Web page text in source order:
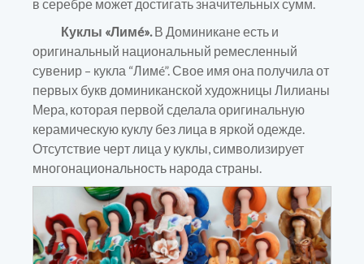
в серебре может достигать значительных сумм.
Куклы «Лимé».В Доминикане есть и
оригинальный национальный ремесленный
сувенир – кукла “Лимé”. Свое имя она получила от
первых букв доминиканской художницы Лилианы
Мера, которая первой сделала оригинальную
керамическую куклу без лица в яркой одежде.
Отсутствие черт лица у куклы, символизирует
многонациональность народа страны.